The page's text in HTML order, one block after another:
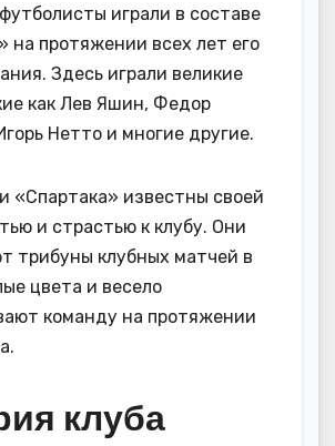
играли в составе
на протяжении всех лет его
Здесь играли великие
как Лев Яшин, Федор
Нетто и многие другие.
«Спартака» известны своей
и страстью к клубу. Они
трибуны клубных матчей в
цвета и весело
команду на протяжении
клуба